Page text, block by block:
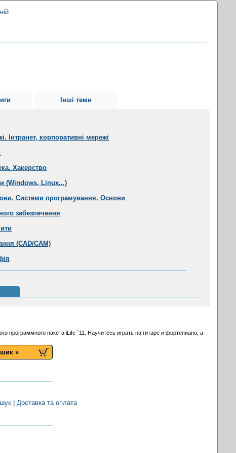
Інші теми
Інтранет, корпоративні мережі
Хакерство
(Windows, Linux...)
Системи програмування. Основи
забезпечення
(CAD/CAM)
программного пакета iLife `11. Научитесь играть на гитаре и фортепиано, а
»
|Доставка та оплата